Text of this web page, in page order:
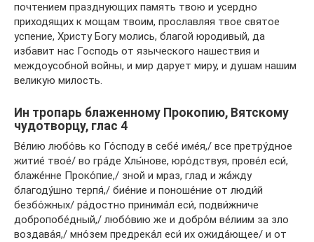
почтением празднующих память твою и усердно
приходящих к мощам твоим, прославляя твое святое
успение, Христу Богу молись, благой юродивый, да
избавит нас Господь от языческого нашествия и
междоусобной войны, и мир дарует миру, и душам нашим
великую милость.
Ин тропарь блаженному Прокопию, Вятскому
чудотворцу, глас 4
Ве́лию любо́вь ко Го́споду в себе́ име́я,/ все претру́дное
житие́ твое́/ во гра́де Хлы́нове, юро́дствуя, прове́л еси́,
блаже́нне Проко́пие,/ зной и мраз, глад и жа́жду
благоду́шно терпя́,/ бие́ние и поноше́ние от люди́й
безбо́жных/ ра́достно принима́л еси́, подви́жниче
добропобе́дный,/ любо́вию же и добро́м ве́лиим за зло
воздава́я,/ мно́зем предрека́л еси́ их ожида́ющее/ и от